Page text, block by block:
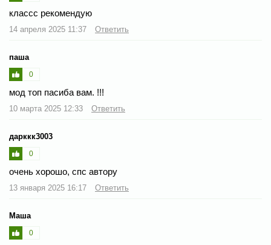
классс рекомендую
14 апреля 2025 11:37 Ответить
паша
0
мод топ пасиба вам. !!!
10 марта 2025 12:33 Ответить
дарккк3003
0
очень хорошо, спс автору
13 января 2025 16:17 Ответить
Маша
0